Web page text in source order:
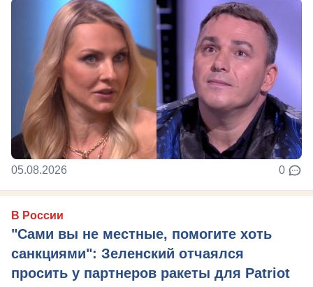
05.08.2026 0
В России
"Сами вы не местные, помогите хоть
санкциями": Зеленский отчаялся
просить у партнеров ракеты для Patriot